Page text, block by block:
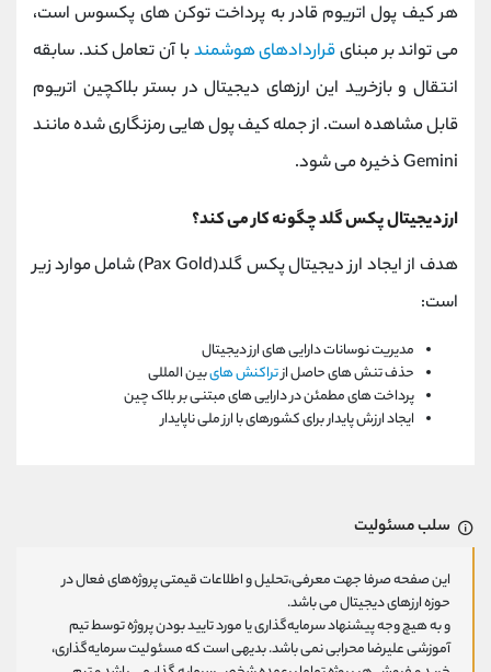
هر کیف پول اتریوم قادر به پرداخت توکن های پکسوس است،
می تواند بر مبنایقراردادهای هوشمندبا آن تعامل کند. سابقه
انتقال و بازخرید این ارزهای دیجیتال در بستر بلاکچین اتریوم
قابل مشاهده است. از جمله کیف پول هایی رمزنگاری شده مانند
Gemini ذخیره می شود.
ارز دیجیتال پکس گلد چگونه کار می کند؟
هدف از ایجاد ارز دیجیتال پکس گلد(Pax Gold) شامل موارد زیر
است:
مدیریت نوسانات دارایی های ارز دیجیتال
حذف تنش های حاصل ازتراکنش هایبین المللی
پرداخت های مطمئن در دارایی های مبتنی بر بلاک چین
ایجاد ارزش پایدار برای کشورهای با ارز ملی ناپایدار
سلب مسئولیت
این صفحه صرفا جهت معرفی،تحلیل و اطلاعات قیمتی پروژه‌های فعال در
حوزه ارزهای دیجیتال می باشد.
و به هیچ وجه پیشنهاد سرمایه‌گذاری یا مورد تایید بودن پروژه توسط تیم
آموزشی علیرضا محرابی نمی باشد. بدیهی است که مسئولیت سرمایه‌گذاری،